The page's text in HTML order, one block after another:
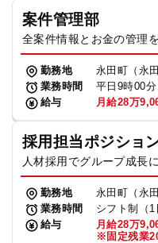
案件管理部
全案件情報とお金の管理
勤務地
永田町（永
業務時間
平日9時00分
給与
月給28万
採用担当ポジショ
人材採用でグループ成長
勤務地
永田町（永
業務時間
シフト制（1
給与
月給28万
※固定残業